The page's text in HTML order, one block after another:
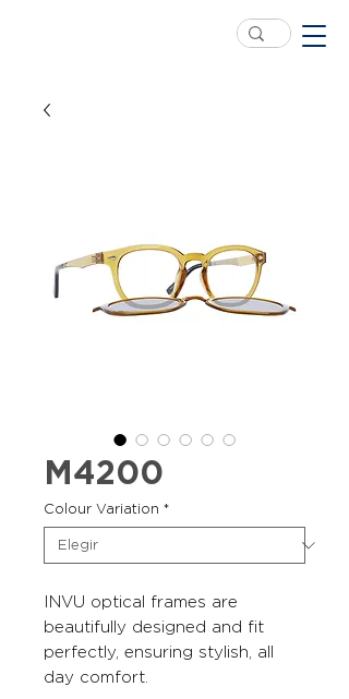
M4200
Colour Variation *
INVU optical frames are
beautifully designed and fit
perfectly, ensuring stylish, all
day comfort.